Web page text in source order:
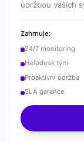
údržbou vašich
Zahrnuje:
24/7 monitoring
Helpdesk tým
Proaktivní údržba
SLA garance